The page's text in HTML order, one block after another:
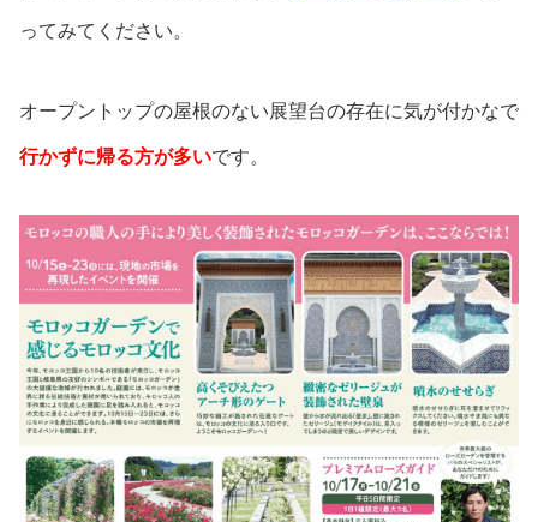
ってみてください。
オープントップの屋根のない展望台の存在に気が付かなで
行かずに帰る方が多いです。